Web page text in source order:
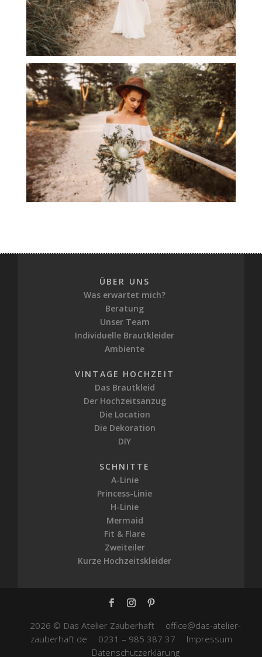
ÜBER UNS
Was erwartet mich?
Beratung
Unser Team
Individuelle Brautkleider
Ambiente
VINTAGE HOCHZEIT
Das Brautkleid
Der Hochzeitsanzug
Die Location
Die Dekoration
DIY
SCHNITTE
A-Linie
Princess-Linie
H-Linie
Mermaid
Fit & Flare
Zweiteiler
Kurze Hochzeitskleider
2026 © Das Atelier Zauberhaft
office@das-atelier-
zauberhaft.de
0231 – 985 387 37
Impressum
Datenschutzerklärung